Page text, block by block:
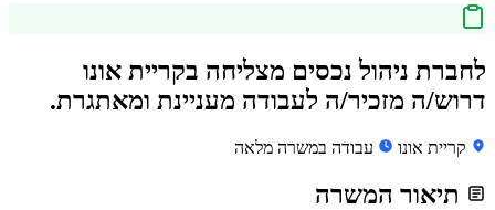
לחברת ניהול נכסים מצליחה בקריית אונו
דרוש/ה מזכיר/ה לעבודה מעניינת ומאתגרת.
קריית אונו עבודה במשרה מלאה
תיאור המשרה